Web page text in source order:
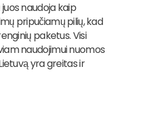
naudoja kaip
pripučiamų pilių, kad
paketus. Visi
naudojimui nuomos
yra greitas ir